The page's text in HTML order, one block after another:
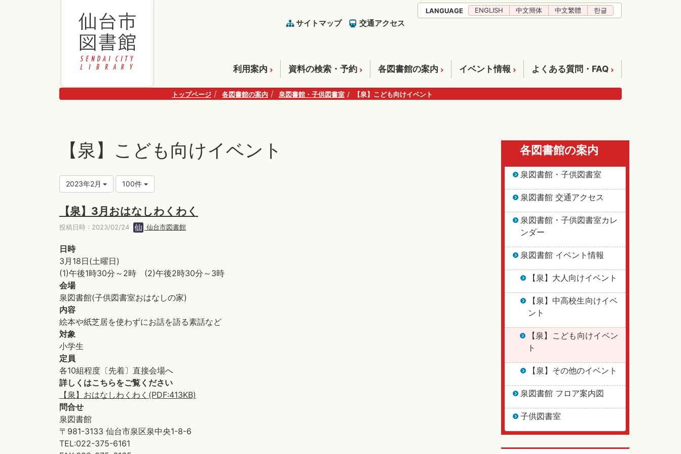
サイトマップ 交通アクセス
LANGUAGE ENGLISH 中文簡体 中文繁體 한글
利用案内 資料の検索・予約 各図書館の案内 イベント情報 よくある質問・FAQ
トップページ 各図書館の案内 泉図書館・子供図書室 【泉】こども向けイベント
【泉】こども向けイベント
2023年2月 100件
【泉】3月おはなしわくわく
投稿日時 : 2023/02/24 仙台市図書館
日時
3月18日(土曜日)
(1)午後1時30分～2時 (2)午後2時30分～3時
会場
泉図書館(子供図書室おはなしの家)
内容
絵本や紙芝居を使わずにお話を語る素話など
対象
小学生
定員
各10組程度〔先着〕直接会場へ
詳しくはこちらをご覧ください
【泉】おはなしわくわく(PDF:413KB)
問合せ
泉図書館
〒981-3133 仙台市泉区泉中央1-8-6
TEL:022-375-6161
各図書館の案内
泉図書館・子供図書室
泉図書館 交通アクセス
泉図書館・子供図書室カレ
ンダー
泉図書館 イベント情報
【泉】大人向けイベント
【泉】中高校生向けイベ
ント
【泉】こども向けイベン
ト
【泉】その他のイベント
泉図書館 フロア案内図
子供図書室